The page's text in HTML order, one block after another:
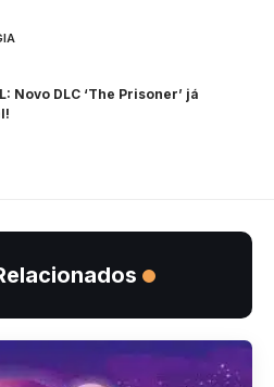
Novo DLC ‘The Prisoner’ já